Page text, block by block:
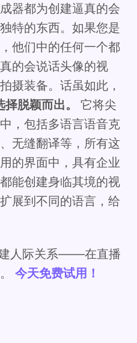
器都为创建逼真的会
特的东西。如果您是
他们中的任何一个都
的会说话头像的视
摄装备。话虽如此，
脱颖而出。 它将尖
，包括多语言语音克
无缝翻译等，所有这
的界面中，具有企业
能创建身临其境的视
展到不同的语言，给
人际关系——在直播
今天免费试用！